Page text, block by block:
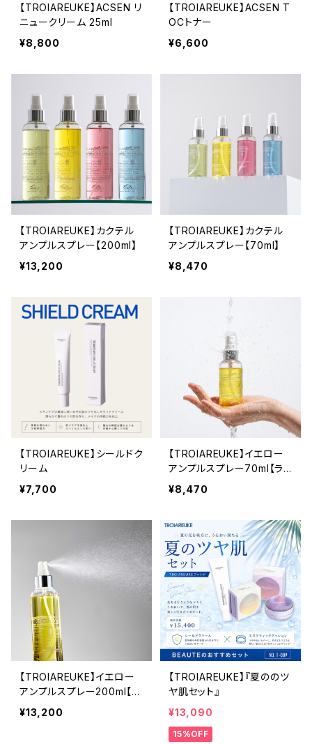
【TROIAREUKE】ACSEN リ
ニュークリーム 25ml
¥8,800
【TROIAREUKE】ACSEN T
OCトナー
¥6,600
【TROIAREUKE】カクテル
アンプルスプレー【200ml】
¥13,200
【TROIAREUKE】カクテル
アンプルスプレー【70ml】
¥8,470
【TROIAREUKE】シールドク
リーム
¥7,700
【TROIAREUKE】イエロー
アンプルスプレー70ml【ラ
ディアンスカクテルアンプ
ル】
¥8,470
【TROIAREUKE】イエロー
アンプルスプレー200ml【ラ
ディアンスカクテルアンプ
¥13,200
【TROIAREUKE】『夏ののツ
ヤ肌セット』
¥13,090
15%OFF